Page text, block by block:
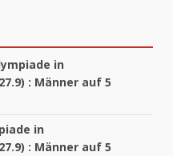
in
: Männer auf 5
in
: Männer auf 5